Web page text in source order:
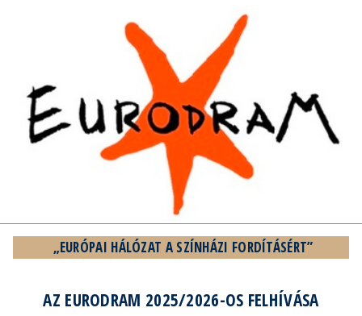
„EURÓPAI HÁLÓZAT A SZÍNHÁZI FORDÍTÁSÉRT”
AZ EURODRAM 2025/2026-OS FELHÍVÁSA